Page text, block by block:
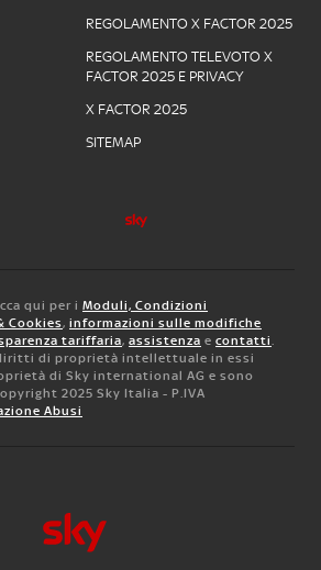
REGOLAMENTO X FACTOR 2025
REGOLAMENTO TELEVOTO X
FACTOR 2025 E PRIVACY
X FACTOR 2025
SITEMAP
qui per i Moduli, Condizioni
Cookies, informazioni sulle modifiche
tariffaria, assistenza e contatti.
di proprietà intellettuale in essi
di Sky international AG e sono
2025 Sky Italia - P.IVA
Abusi